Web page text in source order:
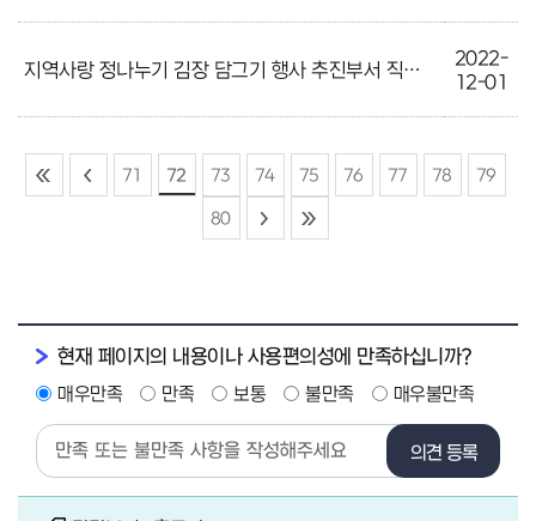
지역사랑 정나누기 김장 담그기 행사 추진부서 직원 노고 격려 외 1건
2022-
12-01
71 72 73 74 75 76 77 78 79
80
현재 페이지의 내용이나 사용편의성에 만족하십니까?
매우만족 만족 보통 불만족 매우불만족
의견 등록